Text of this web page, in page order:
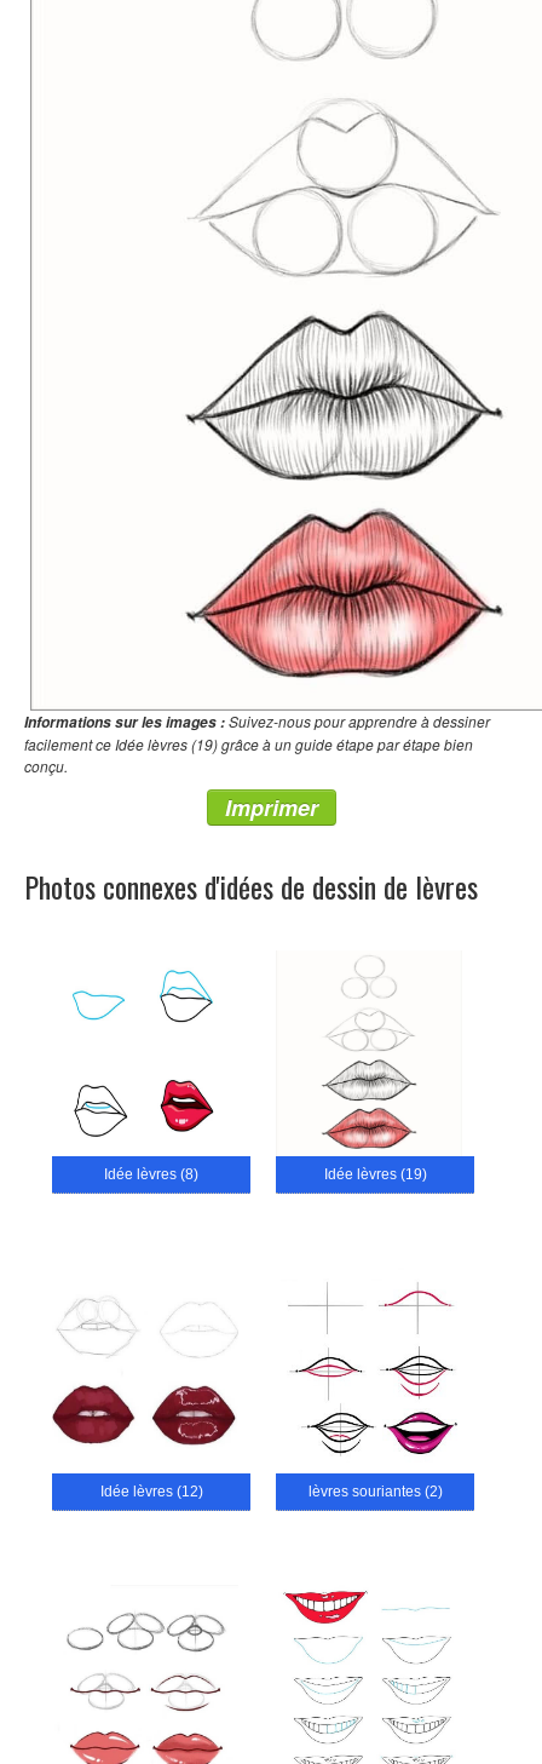
Informations sur les images :Suivez-nous pour apprendre à dessiner
facilement ce Idée lèvres (19) grâce à un guide étape par étape bien
conçu.
Imprimer
Photos connexes d'idées de dessin de lèvres
Idée lèvres (8) Idée lèvres (19)
Idée lèvres (12) lèvres souriantes (2)